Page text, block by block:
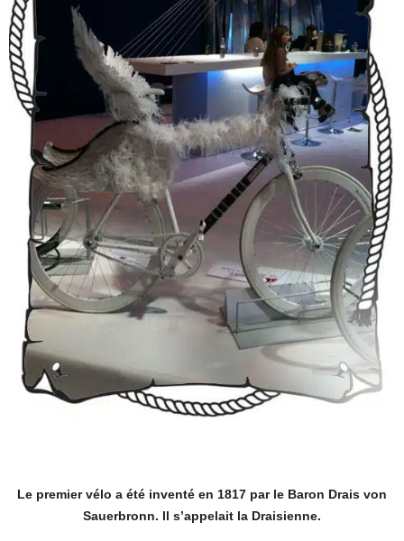
Le premier vélo a été inventé en 1817 par le Baron Drais von
Sauerbronn. Il s’appelait la Draisienne.